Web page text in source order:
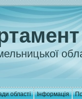
області Інформація